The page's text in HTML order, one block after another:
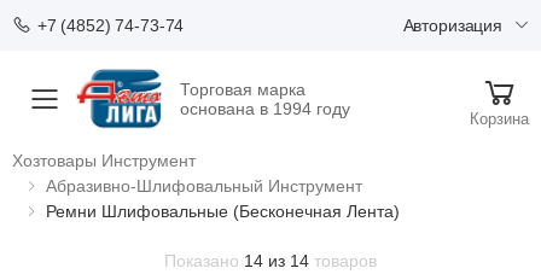
+7 (4852) 74-73-74 Авторизация
Меню
Торговая марка
основана в 1994 году
Корзина
Хозтовары Инструмент
Абразивно-Шлифовальный Инструмент
Ремни Шлифовальные (бесконечная Лента)
Показано 14 из 14 товаров